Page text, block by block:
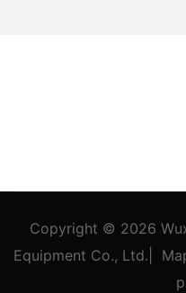
Copyright © 2026
Equipment Co., Ltd.